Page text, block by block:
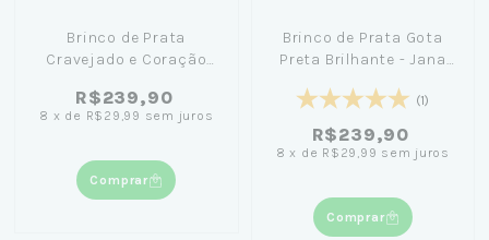
Brinco de Prata
Cravejado e Coração
R$239,90
8 x de R$29,99 sem juros
Comprar
Brinco de Prata Gota
Preta Brilhante - Jana
(1)
R$239,90
8 x de R$29,99 sem juros
Comprar